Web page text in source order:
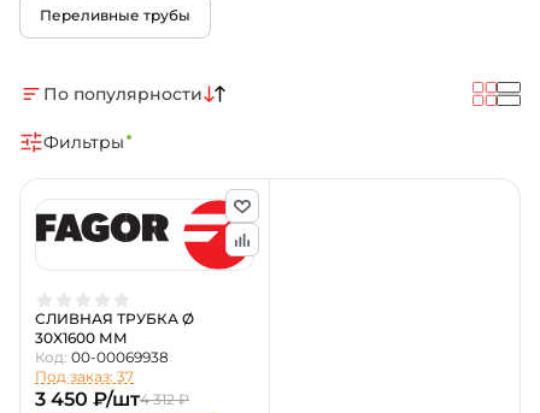
Переливные трубы
По популярности
Фильтры
СЛИВНАЯ ТРУБКА Ø
30X1600 ММ
Код: 00-00069938
Под заказ: 37
3 450 ₽/шт4 312 ₽